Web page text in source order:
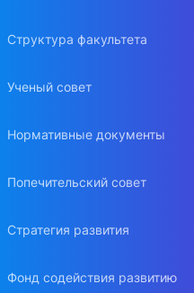
Структура факультета
Ученый совет
Нормативные документы
Попечительский совет
Стратегия развития
Фонд содействия развитию